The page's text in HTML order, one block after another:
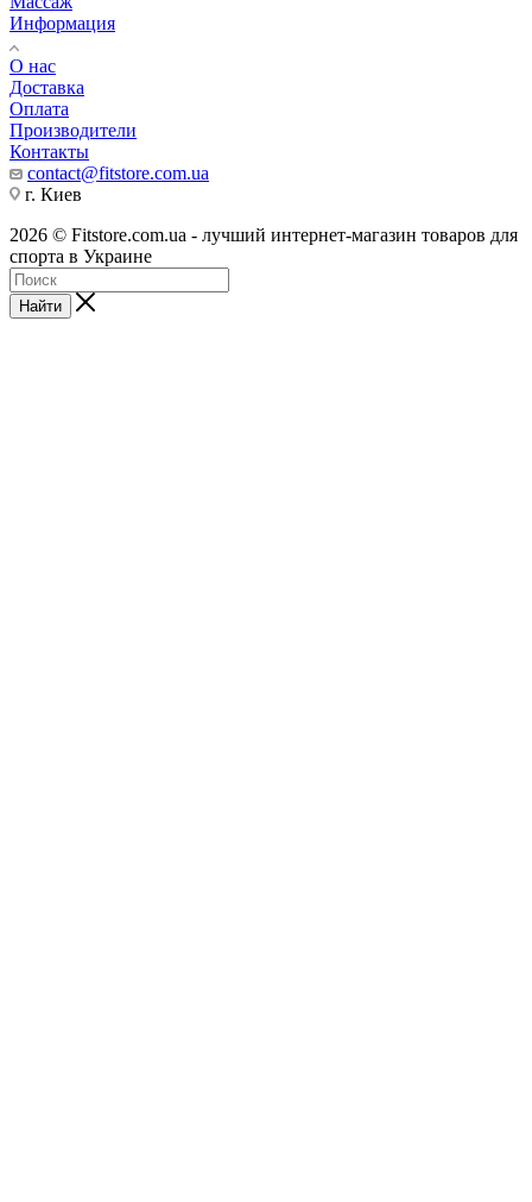
Информация
О нас
Доставка
Оплата
Производители
Контакты
contact@fitstore.com.ua
г. Киев
2026 © Fitstore.com.ua - лучший интернет-магазин товаров для
спорта в Украине
Найти